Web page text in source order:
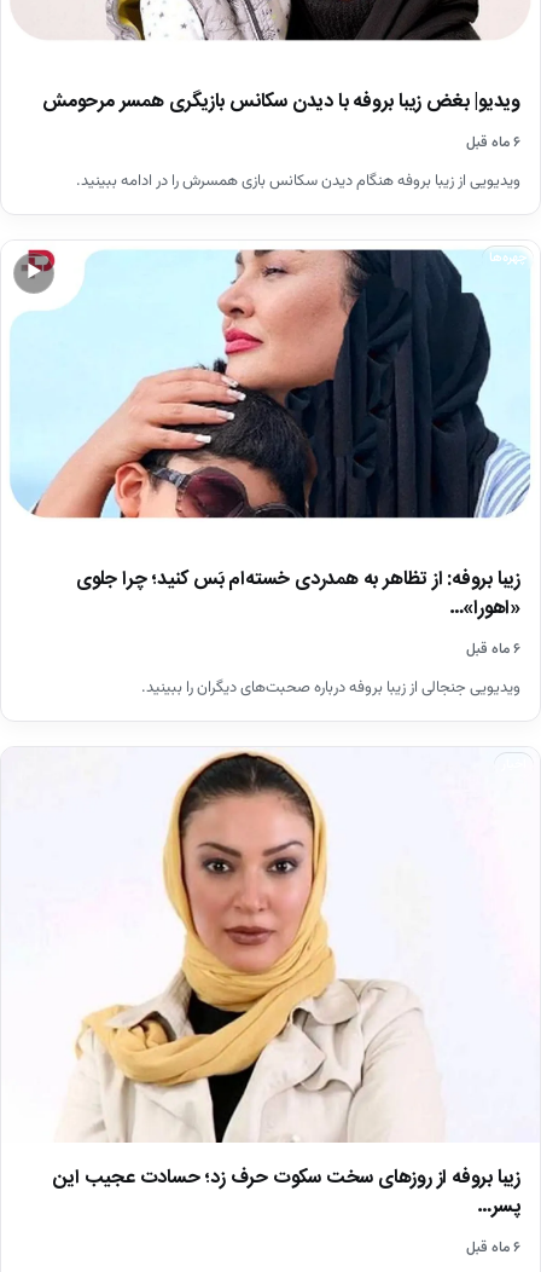
ویدیو| بغض زیبا بروفه با دیدن سکانس بازیگری همسر مرحومش
۶ ماه قبل
ویدیویی از زیبا بروفه هنگام دیدن سکانس بازی همسرش را در ادامه ببینید.
▶
چهره‌ها
زیبا بروفه: از تظاهر به همدردی خسته‌ام بَس کنید؛ چرا جلوی
«اهورا»…
۶ ماه قبل
ویدیویی جنجالی از زیبا بروفه درباره صحبت‌های دیگران را ببینید.
زیبا بروفه از روزهای سخت سکوت حرف زد؛ حسادت عجیب این
پسر…
۶ ماه قبل